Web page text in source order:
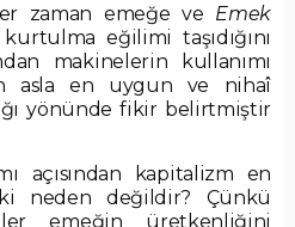
zaman emeğe ve Emek
eğilimi taşıdığını
makinelerin kullanımı
asla en uygun ve nihaî
yönünde fikir belirtmiştir
açısından kapitalizm en
neden değildir? Çünkü
emeğin üretkenliğini